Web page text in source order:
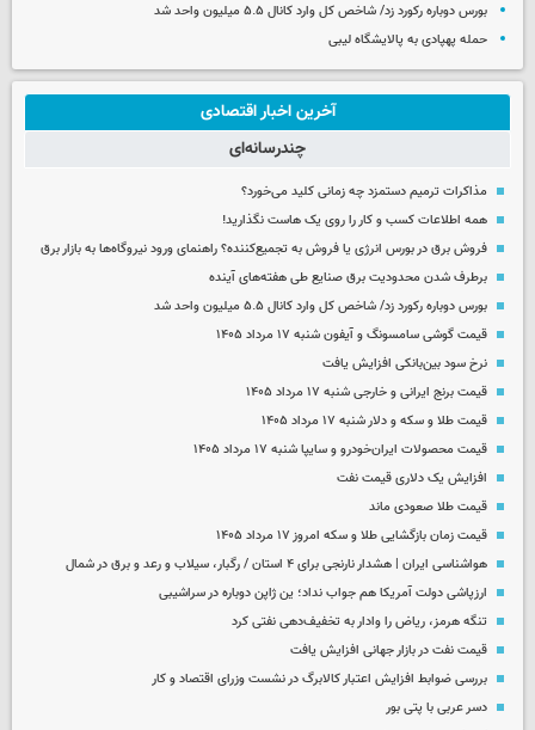
بورس دوباره رکورد زد/ شاخص کل وارد کانال ۵.۵ میلیون واحد شد
حمله پهپادی به پالایشگاه لیبی
آخرین اخبار اقتصادی
چندرسانه‌ای
مذاکرات ترمیم دستمزد چه زمانی کلید می‌خورد؟
همه اطلاعات کسب‌ و کار را روی یک هاست نگذارید!
فروش برق در بورس انرژی یا فروش به تجمیع‌کننده؟ راهنمای ورود نیروگاه‌ها به بازار برق
برطرف شدن محدودیت‌ برق صنایع طی هفته‌های آینده
بورس دوباره رکورد زد/ شاخص کل وارد کانال ۵.۵ میلیون واحد شد
قیمت گوشی سامسونگ و آیفون شنبه ۱۷ مرداد ۱۴۰۵
نرخ سود بین‌بانکی افزایش یافت
قیمت برنج ایرانی و خارجی شنبه ۱۷ مرداد ۱۴۰۵
قیمت طلا و سکه و دلار شنبه ۱۷ مرداد ۱۴۰۵
قیمت محصولات ایران‌خودرو و سایپا شنبه ۱۷ مرداد ۱۴۰۵
افزایش یک دلاری قیمت نفت
قیمت طلا صعودی ماند
قیمت زمان بازگشایی طلا و سکه امروز ۱۷ مرداد ۱۴۰۵
هواشناسی ایران | هشدار نارنجی برای ۴ استان / رگبار، سیلاب و رعد و برق در شمال
ارزپاشی دولت آمریکا هم جواب نداد؛ ین ژاپن دوباره در سراشیبی
تنگه هرمز، ریاض را وادار به تخفیف‌دهی نفتی کرد
قیمت نفت در بازار جهانی افزایش یافت
بررسی ضوابط افزایش اعتبار کالابرگ در نشست وزرای اقتصاد و کار
دسر عربی با پتی بور